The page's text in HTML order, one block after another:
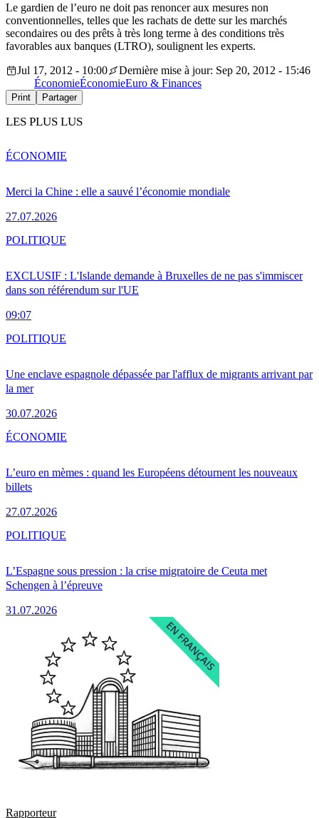
Le gardien de l’euro ne doit pas renoncer aux mesures non
conventionnelles, telles que les rachats de dette sur les marchés
secondaires ou des prêts à très long terme à des conditions très
favorables aux banques (LTRO), soulignent les experts.
Jul 17, 2012 - 10:00
Dernière mise à jour: Sep 20, 2012 - 15:46
ÉconomieÉconomieEuro & Finances
Print Partager
LES PLUS LUS
Merci la Chine : elle a sauvé l’économie mondiale
27.07.2026
ÉCONOMIE
EXCLUSIF : L'Islande demande à Bruxelles de ne pas s'immiscer
dans son référendum sur l'UE
09:07
POLITIQUE
Une enclave espagnole dépassée par l'afflux de migrants arrivant par
la mer
30.07.2026
POLITIQUE
L’euro en mèmes : quand les Européens détournent les nouveaux
billets
27.07.2026
ÉCONOMIE
L’Espagne sous pression : la crise migratoire de Ceuta met
Schengen à l’épreuve
31.07.2026
POLITIQUE
Rapporteur